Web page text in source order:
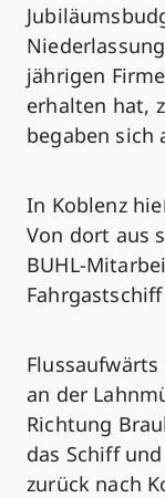
jährigen
erhalten hat,
begaben sich
In Koblenz
Von dort aus
BUHL-
Fahrgastschiff
an der
Richtung
das Schiff
zurück nach